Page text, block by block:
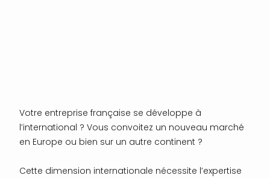
Votre entreprise française se développe à
l’international ? Vous convoitez un nouveau marché
en Europe ou bien sur un autre continent ?
Cette dimension internationale nécessite l’expertise